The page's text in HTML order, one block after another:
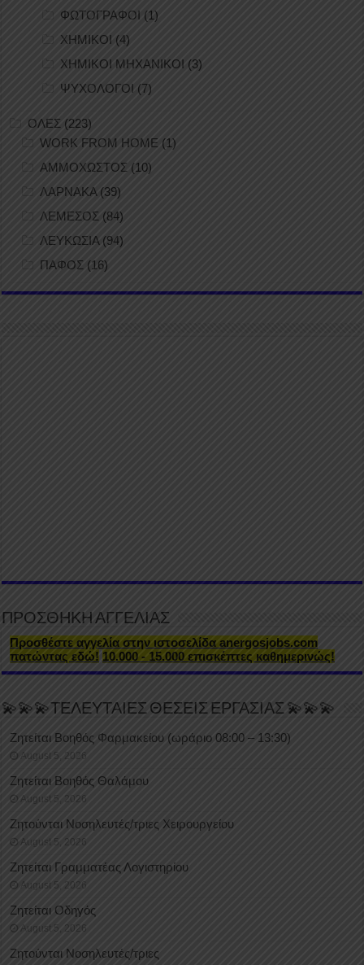
ΦΩΤΟΓΡΑΦΟΙ (1)
ΧΗΜΙΚΟΙ (4)
ΧΗΜΙΚΟΙ ΜΗΧΑΝΙΚΟΙ (3)
ΨΥΧΟΛΟΓΟΙ (7)
ΟΛΕΣ (223)
WORK FROM HOME (1)
ΑΜΜΟΧΩΣΤΟΣ (10)
ΛΑΡΝΑΚΑ(39)
ΛΕΜΕΣΟΣ (84)
ΛΕΥΚΩΣΙΑ(94)
ΠΑΦΟΣ (16)
ΠΡΟΣΘΗΚΗ ΑΓΓΕΛΙΑΣ
Προσθέστε αγγελία στην ιστοσελίδα anergosjobs.com
πατώντας εδώ! 10.000 - 15.000 επισκέπτες καθημερινώς!
💫💫💫ΤΕΛΕΥΤΑΙΕΣ ΘΕΣΕΙΣ ΕΡΓΑΣΙΑΣ 💫💫💫
Ζητείται Βοηθός Φαρμακείου (ωράριο 08:00 – 13:30)
August 5, 2026
Ζητείται Βοηθός Θαλάμου
August 5, 2026
Ζητούνται Νοσηλευτές/τριες Χειρουργείου
August 5, 2026
Ζητείται Γραμματέας Λογιστηρίου
August 5, 2026
Ζητείται Οδηγός
August 5, 2026
Ζητούνται Νοσηλευτές/τριες